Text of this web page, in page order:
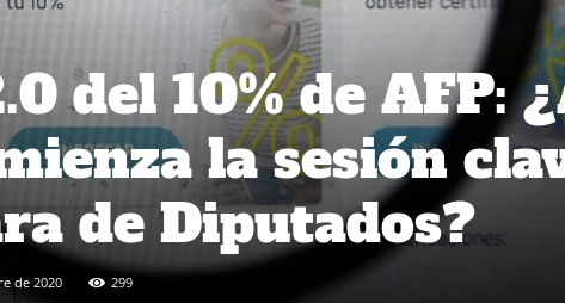
del 10% de AFP:
la sesión
de Diputados?
de 2020 299